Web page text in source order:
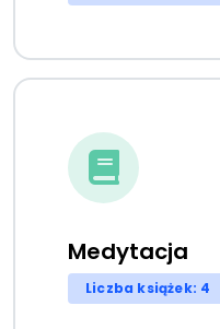
Medytacja
Liczba książek: 4